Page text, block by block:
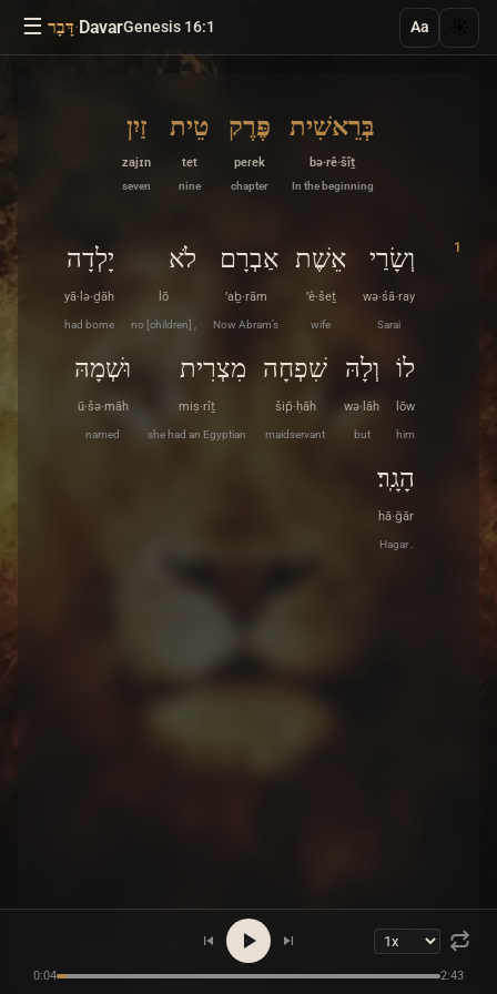
☰ דָּבָר·DavarGenesis 16:1 Aa
בְּרֵאשִׁית
bə·rê·šîṯ
In the beginning
פֶּרֶק
peɾek
chapter
טֵית
tet
nine
זַיִן
zajɪn
seven
1 וְשָׂרַי
wə·śā·ray
Sarai
אֵשֶׁת
’ê·šeṯ
wife
אַבְרָם
’aḇ·rām
Now Abram’s
לֹא
lō
no [children] ,
יָלְדָה
yā·lə·ḏāh
had borne
לוֹ
lōw
him
וְלָהּ
wə·lāh
but
שִׁפְחָה
šip̄·ḥāh
maidservant
מִצְרִית
miṣ·rîṯ
she had an Egyptian
וּשְׁמָהּ
ū·šə·māh
named
הָגָֽר׃
hā·ḡār
Hagar .
0:04 2:43